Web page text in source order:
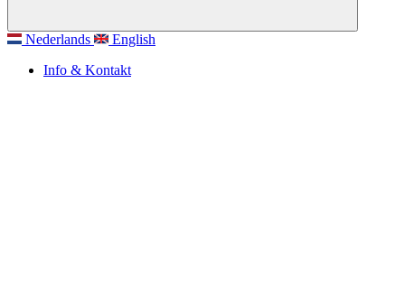
Nederlands
English
Info & Kontakt